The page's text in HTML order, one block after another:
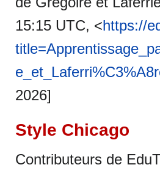
15:15 UTC, <https://
2026]
Style Chicago
Contributeurs de